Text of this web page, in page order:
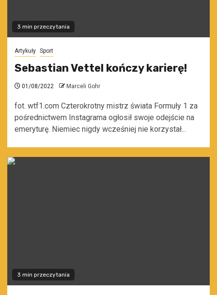
3 min przeczytania
Artykuły Sport
Sebastian Vettel kończy karierę!
01/08/2022 Marceli Gohr
fot. wtf1.com Czterokrotny mistrz świata Formuły 1 za
pośrednictwem Instagrama ogłosił swoje odejście na
emeryturę. Niemiec nigdy wcześniej nie korzystał...
3 min przeczytania